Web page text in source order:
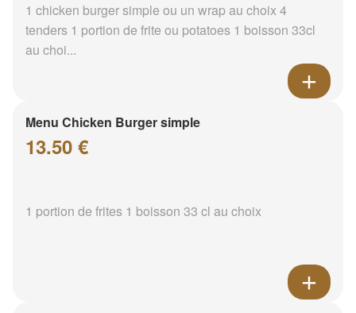
1 chicken burger simple ou un wrap au choix 4
tenders 1 portion de frite ou potatoes 1 boisson 33cl
au choi...
Menu Chicken Burger simple
13.50 €
1 portion de frites 1 boisson 33 cl au choix